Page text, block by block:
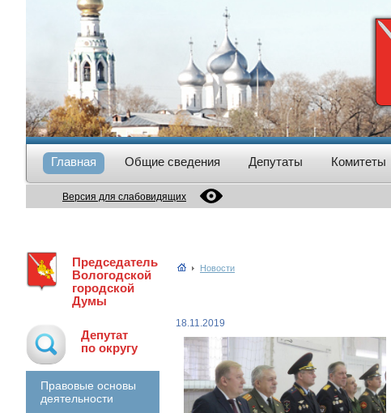
Главная Общие сведения Депутаты Комитеты
Версия для слабовидящих
Председатель
Вологодской
городской
Думы
Депутат
по округу
Правовые основы
деятельности
Новости
18.11.2019